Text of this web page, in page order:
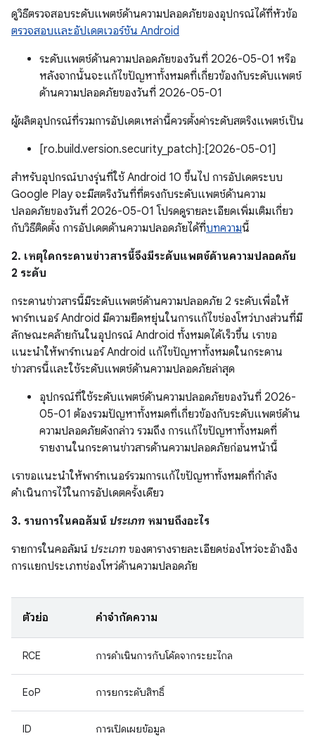
ดูวิธีตรวจสอบระดับแพตช์ด้านความปลอดภัยของอุปกรณ์ได้ที่หัวข้อ
ตรวจสอบและอัปเดตเวอร์ชัน Android
ระดับแพตช์ด้านความปลอดภัยของวันที่ 2026-05-01 หรือ
หลังจากนั้นจะแก้ไขปัญหาทั้งหมดที่เกี่ยวข้องกับระดับแพตช์
ด้านความปลอดภัยของวันที่ 2026-05-01
ผู้ผลิตอุปกรณ์ที่รวมการอัปเดตเหล่านี้ควรตั้งค่าระดับสตริงแพตช์เป็น
[ro.build.version.security_patch]:[2026-05-01]
สำหรับอุปกรณ์บางรุ่นที่ใช้ Android 10 ขึ้นไป การอัปเดตระบบ
Google Play จะมีสตริงวันที่ที่ตรงกับระดับแพตช์ด้านความ
ปลอดภัยของวันที่ 2026-05-01 โปรดดูรายละเอียดเพิ่มเติมเกี่ยว
กับวิธีติดตั้ง การอัปเดตด้านความปลอดภัยได้ที่บทความนี้
2. เหตุใดกระดานข่าวสารนี้จึงมีระดับแพตช์ด้านความปลอดภัย
2 ระดับ
กระดานข่าวสารนี้มีระดับแพตช์ด้านความปลอดภัย 2 ระดับเพื่อให้
พาร์ทเนอร์ Android มีความยืดหยุ่นในการแก้ไขช่องโหว่บางส่วนที่มี
ลักษณะคล้ายกันในอุปกรณ์ Android ทั้งหมดได้เร็วขึ้น เราขอ
แนะนำให้พาร์ทเนอร์ Android แก้ไขปัญหาทั้งหมดในกระดาน
ข่าวสารนี้และใช้ระดับแพตช์ด้านความปลอดภัยล่าสุด
อุปกรณ์ที่ใช้ระดับแพตช์ด้านความปลอดภัยของวันที่ 2026-
05-01 ต้องรวมปัญหาทั้งหมดที่เกี่ยวข้องกับระดับแพตช์ด้าน
ความปลอดภัยดังกล่าว รวมถึง การแก้ไขปัญหาทั้งหมดที่
รายงานในกระดานข่าวสารด้านความปลอดภัยก่อนหน้านี้
เราขอแนะนำให้พาร์ทเนอร์รวมการแก้ไขปัญหาทั้งหมดที่กำลัง
ดำเนินการไว้ในการอัปเดตครั้งเดียว
3. รายการในคอลัมน์ ประเภท หมายถึงอะไร
รายการในคอลัมน์ ประเภท ของตารางรายละเอียดช่องโหว่จะอ้างอิง
การแยกประเภทช่องโหว่ด้านความปลอดภัย
ตัวย่อ คำจำกัดความ
RCE การดำเนินการกับโค้ดจากระยะไกล
EoP การยกระดับสิทธิ์
ID การเปิดเผยข้อมูล